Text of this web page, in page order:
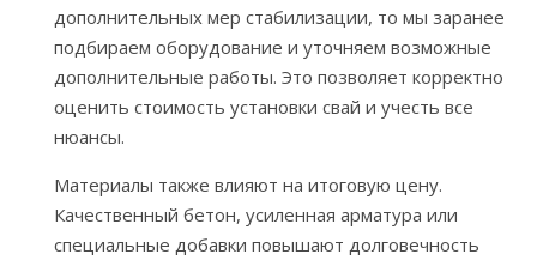
дополнительных мер стабилизации, то мы заранее
подбираем оборудование и уточняем возможные
дополнительные работы. Это позволяет корректно
оценить стоимость установки свай и учесть все
нюансы.
Материалы также влияют на итоговую цену.
Качественный бетон, усиленная арматура или
специальные добавки повышают долговечность